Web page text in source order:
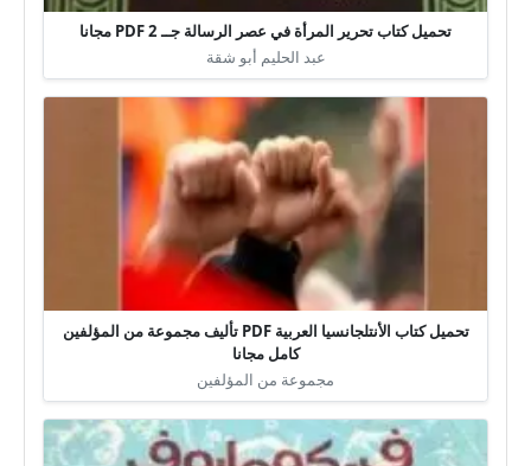
تحميل كتاب تحرير المرأة في عصر الرسالة جــ 2 PDF مجانا
عبد الحليم أبو شقة
تحميل كتاب الأنتلجانسيا العربية PDF تأليف مجموعة من المؤلفين
كامل مجانا
مجموعة من المؤلفين